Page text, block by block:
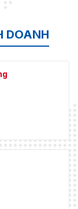
DOANH